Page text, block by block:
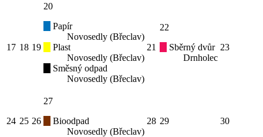
17 18 19
20
Papír
Novosedly (Břeclav)
Plast
Novosedly (Břeclav)
Směsný odpad
Novosedly (Břeclav)
21
22
Sběrný dvůr
Drnholec
23
24 25 26
27
Bioodpad
Novosedly (Břeclav)
28 29 30